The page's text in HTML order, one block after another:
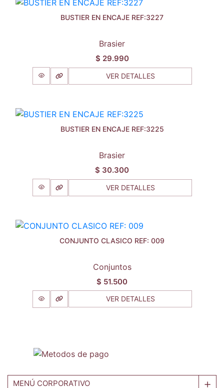
BUSTIER EN ENCAJE REF:3227
Brasier
$ 29.990
VER DETALLES
BUSTIER EN ENCAJE REF:3225
Brasier
$ 30.300
VER DETALLES
CONJUNTO CLASICO REF: 009
Conjuntos
$ 51.500
VER DETALLES
MENÚ CORPORATIVO